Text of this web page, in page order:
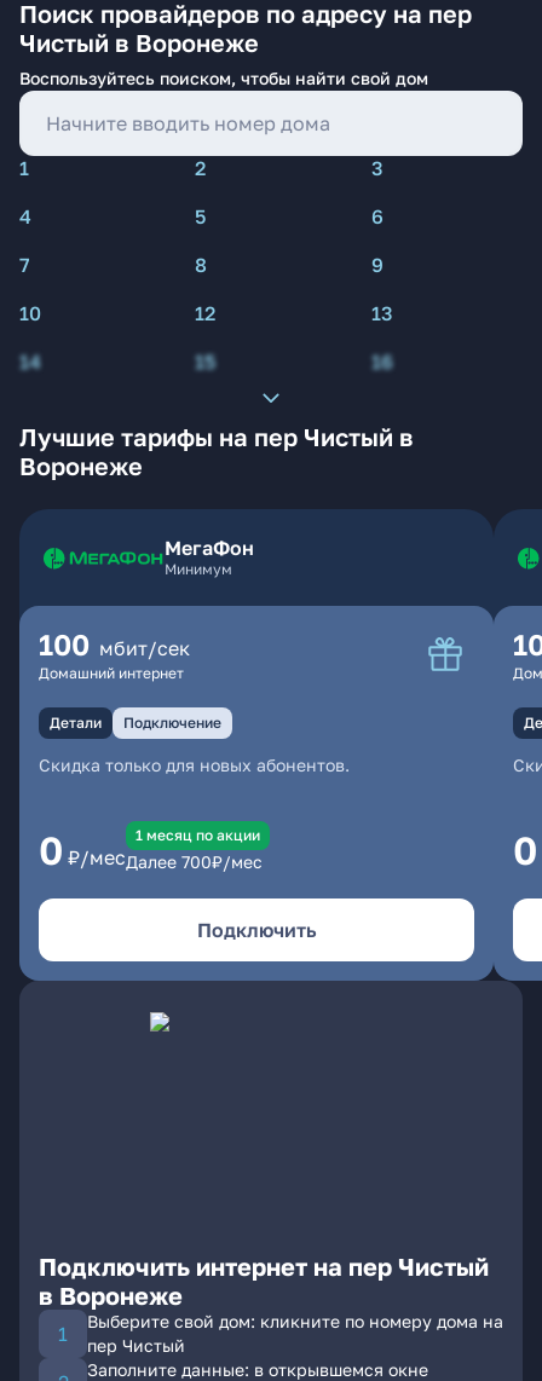
Поиск провайдеров по адресу на пер
Чистый в Воронеже
Воспользуйтесь поиском, чтобы найти свой дом
1 2
3
4
5
6
7
8
9
10
12
13
14
15 16
Лучшие тарифы на пер Чистый в
Воронеже
МегаФон
Минимум
100 мбит/сек
Домашний интернет
Детали Подключение
Скидка только для новых абонентов.
0 ₽/мес
1 месяц по акции
Далее 700₽/мес
Подключить
0
Подключить интернет на пер Чистый
в Воронеже
Выберите свой дом: кликните по номеру дома на
пер Чистый
Заполните данные: в открывшемся окне